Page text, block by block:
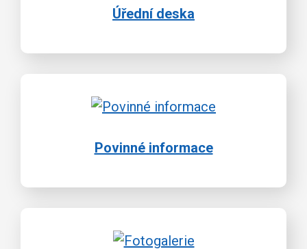
Úřední deska
Povinné informace